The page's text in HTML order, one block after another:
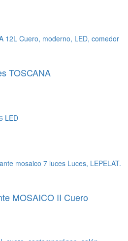
TOSCANA
MOSAICO II Cuero